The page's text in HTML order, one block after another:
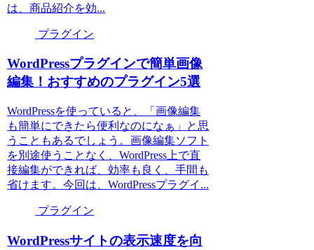
は、商品紹介を効...
プラグイン
WordPressプラグインで簡単画像
編集！おすすめのプラグイン5選
WordPressを使っていると、「画像編集
も簡単にできたら便利なのになぁ」と思
うこともあるでしょう。画像編集ソフト
を別途使うことなく、WordPress上で直
接編集ができれば、効率も良く、手間も
省けます。今回は、WordPressプラグイ...
プラグイン
WordPressサイトの表示速度を向